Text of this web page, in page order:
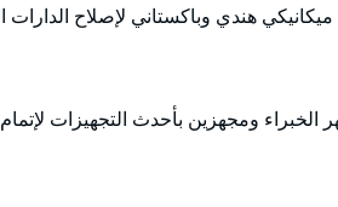
هندي وباكستاني لإصلاح الدارات
ومجهزين بأحدث التجهيزات